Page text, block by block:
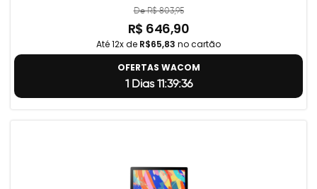
De R$ 803,95
R$ 646,90
Até 12x de R$65,83 no cartão
OFERTAS WACOM
1 Dias 11:39:35